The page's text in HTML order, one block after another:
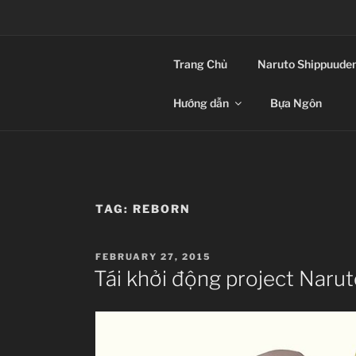
CLIP-SUB –
Trang Chủ Naruto
Hướng dẫn Bựa Ngôn
TAG: REBORN
POSTED
ON
FEBRUARY 27, 2015
Tái khởi động project